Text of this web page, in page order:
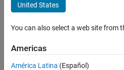
PWM信号は、主に半導体の通電/非
なる時間の割合)を制御するために利
は、主にインバータ回路で使われて
圧を擬似的に作成します。このPWM
ターの効率と制御性能を向上させる
United States
You can also select a web site from
Americas
América Latina (Español)